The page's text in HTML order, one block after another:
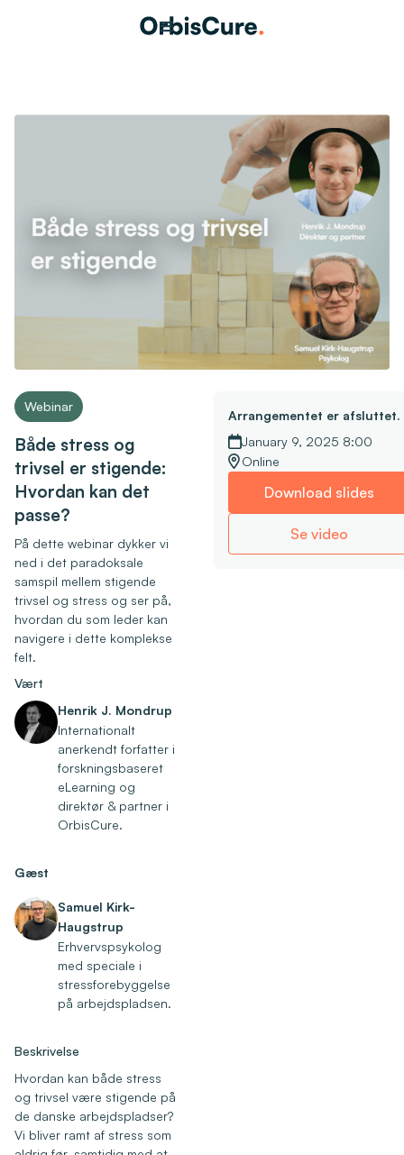
Webinar
Både stress og
trivsel er stigende:
Hvordan kan det
passe?
På dette webinar dykker vi
ned i det paradoksale
samspil mellem stigende
trivsel og stress og ser på,
hvordan du som leder kan
navigere i dette komplekse
felt.
Vært
Henrik J. Mondrup
Internationalt
anerkendt forfatter i
forskningsbaseret
eLearning og
direktør & partner i
OrbisCure.
Gæst
Samuel Kirk-
Haugstrup
Erhvervspsykolog
med speciale i
stressforebyggelse
på arbejdspladsen.
Beskrivelse
Hvordan kan både stress
og trivsel være stigende på
de danske arbejdspladser?
Vi bliver ramt af stress som
Arrangementet er afsluttet.
January 9, 2025 8:00
Online
Download slides
Se video